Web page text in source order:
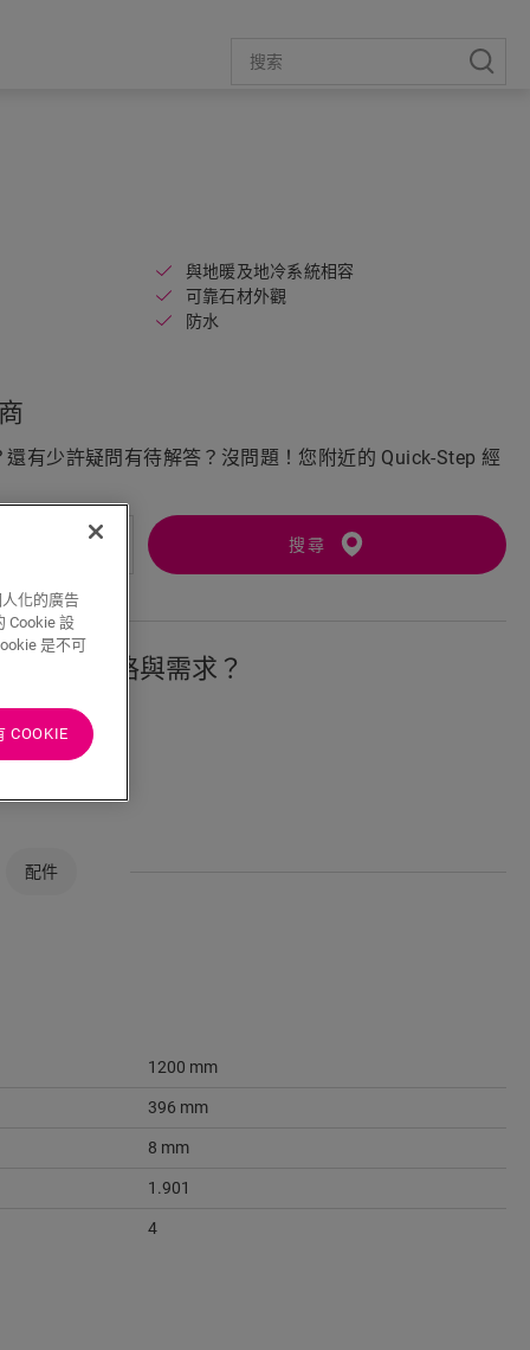
與地暖及地冷系統相容
可靠石材外觀
防水
有少許疑問有待解答？沒問題！您附近的 Quick-Step 經
搜尋
您的風格與需求？
配件
1200 mm
396 mm
8 mm
1.901
4
化的廣告
Cookie 設
是不可
COOKIE